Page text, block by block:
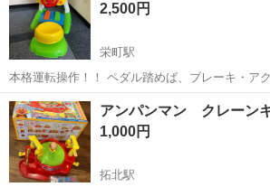
2,500円
栄町駅
本格運転操作！！ ペダル踏めば、ブレーキ・ア
エンジンかけたり、ハンドル操作で中心部分の
音楽流れたりします。 私の子供達も楽しく遊んでましたが、最近では
遊ばなくなったので出品しました...
北海道 札幌市 栄町駅 おもちゃ
アンパンマン クレーン
1,000円
拓北駅